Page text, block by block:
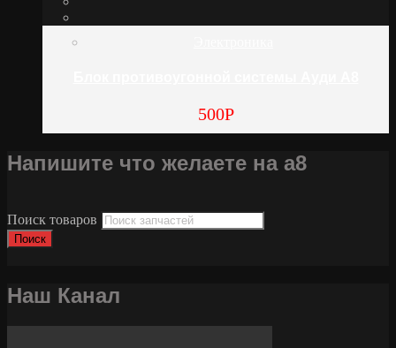
500Р
Напишите что желаете на а8
Поиск товаров
Поиск
Наш Канал